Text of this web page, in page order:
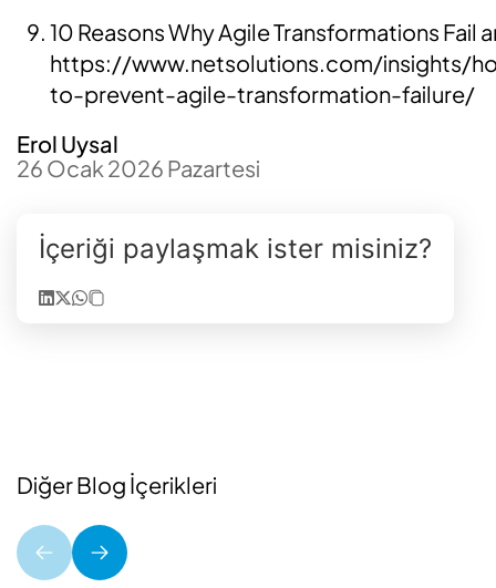
10 ReasonsWhyAgileTransformations Fail
https://www.netsolutions.com/insights/
to-prevent-agile-transformation-failure/
Erol Uysal
26 Ocak 2026 Pazartesi
İçeriği paylaşmak ister misiniz?
Diğer Blog İçerikleri